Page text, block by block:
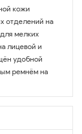
кожи
отделений на
мелких
лицевой и
удобной
ремнём на